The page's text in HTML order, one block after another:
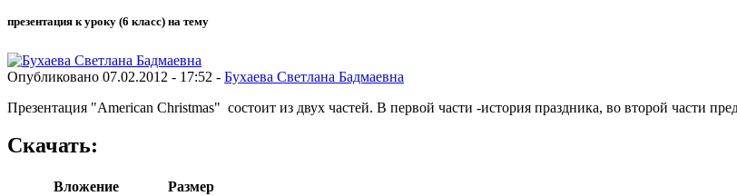
презентация к уроку (6 класс) на тему
Опубликовано 07.02.2012 - 17:52 - Бухаева Светлана Бадмаевна
Презентация "American Christmas" состоит из двух частей. В первой части -история праздника, во второй части
Скачать:
Вложение
Размер